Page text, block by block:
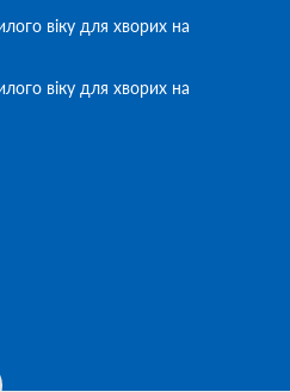
віку для хворих на
віку для хворих на